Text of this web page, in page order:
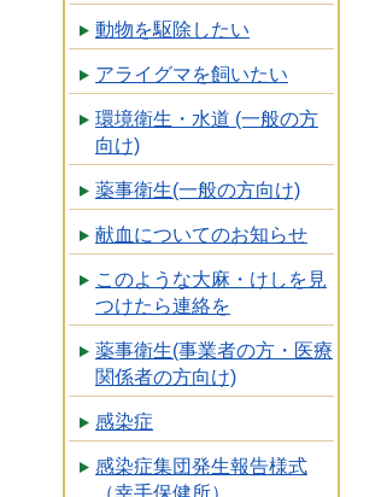
動物を駆除したい
アライグマを飼いたい
環境衛生・水道 (一般の方
向け)
薬事衛生(一般の方向け)
献血についてのお知らせ
このような大麻・けしを見
つけたら連絡を
薬事衛生(事業者の方・医療
関係者の方向け)
感染症
感染症集団発生報告様式
（幸手保健所）